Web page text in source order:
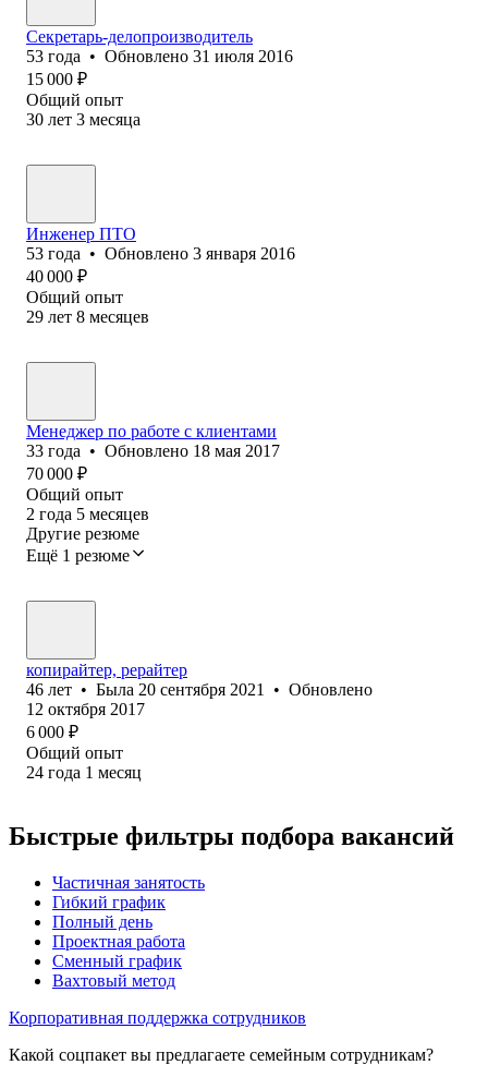
Секретарь-делопроизводитель
53 года • Обновлено 31 июля 2016
15 000 ₽
Общий опыт
30 лет 3 месяца
Инженер ПТО
53 года • Обновлено 3 января 2016
40 000 ₽
Общий опыт
29 лет 8 месяцев
Менеджер по работе с клиентами
33 года • Обновлено 18 мая 2017
70 000 ₽
Общий опыт
2 года 5 месяцев
Другие резюме
Ещё 1 резюме
копирайтер, рерайтер
46 лет • Была 20 сентября 2021 • Обновлено
12 октября 2017
6 000 ₽
Общий опыт
24 года 1 месяц
Быстрые фильтры подбора вакансий
Частичная занятость
Гибкий график
Полный день
Проектная работа
Сменный график
Вахтовый метод
Корпоративная поддержка сотрудников
Какой соцпакет вы предлагаете семейным сотрудникам?